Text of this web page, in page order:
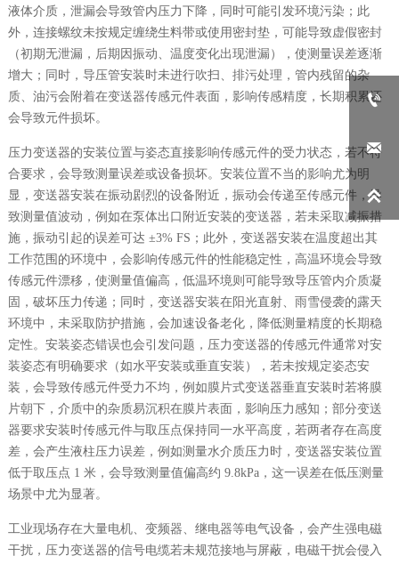
液体介质，泄漏会导致管内压力下降，同时可能引发环境污染；此
外，连接螺纹未按规定缠绕生料带或使用密封垫，可能导致虚假密封
（初期无泄漏，后期因振动、温度变化出现泄漏），使测量误差逐渐
增大；同时，导压管安装时未进行吹扫、排污处理，管内残留的杂
质、油污会附着在变送器传感元件表面，影响传感精度，长期积累还
会导致元件损坏。
压力变送器的安装位置与姿态直接影响传感元件的受力状态，若不符
合要求，会导致测量误差或设备损坏。安装位置不当的影响尤为明
显，变送器安装在振动剧烈的设备附近，振动会传递至传感元件，导
致测量值波动，例如在泵体出口附近安装的变送器，若未采取减振措
施，振动引起的误差可达 ±3% FS；此外，变送器安装在温度超出其
工作范围的环境中，会影响传感元件的性能稳定性，高温环境会导致
传感元件漂移，使测量值偏高，低温环境则可能导致导压管内介质凝
固，破坏压力传递；同时，变送器安装在阳光直射、雨雪侵袭的露天
环境中，未采取防护措施，会加速设备老化，降低测量精度的长期稳
定性。安装姿态错误也会引发问题，压力变送器的传感元件通常对安
装姿态有明确要求（如水平安装或垂直安装），若未按规定姿态安
装，会导致传感元件受力不均，例如膜片式变送器垂直安装时若将膜
片朝下，介质中的杂质易沉积在膜片表面，影响压力感知；部分变送
器要求安装时传感元件与取压点保持同一水平高度，若两者存在高度
差，会产生液柱压力误差，例如测量水介质压力时，变送器安装位置
低于取压点 1 米，会导致测量值偏高约 9.8kPa，这一误差在低压测量
场景中尤为显著。
工业现场存在大量电机、变频器、继电器等电气设备，会产生强电磁
干扰，压力变送器的信号电缆若未规范接地与屏蔽，电磁干扰会侵入


